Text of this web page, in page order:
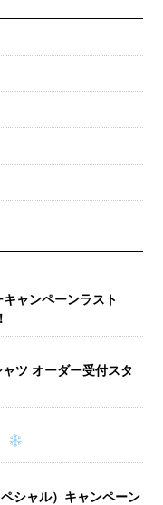
ャンペーンラスト
ツ オーダー受付スタ
シャル）キャンペーン